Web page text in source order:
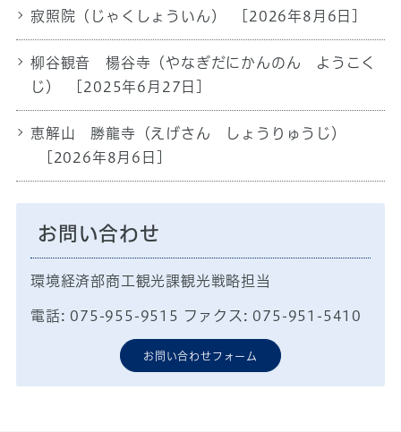
寂照院（じゃくしょういん） [2026年8月6日]
柳谷観音 楊谷寺（やなぎだにかんのん ようこく
じ）
[2025年6月27日]
恵解山 勝龍寺（えげさん しょうりゅうじ）
[2026年8月6日]
お問い合わせ
環境経済部商工観光課観光戦略担当
電話: 075-955-9515 ファクス: 075-951-5410
お問い合わせフォーム